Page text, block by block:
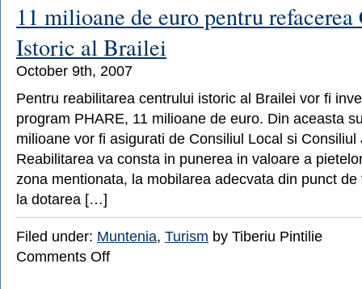
intre
Bumbesti
Jiu
si
Petrosani
11 milioane de euro pentru
Istoric al Brailei
October 9th, 2007
Pentru reabilitarea centrului istoric al Brailei vor fi
program PHARE, 11 milioane de euro. Din aceasta
milioane vor fi asigurati de Consiliul Local si Consiliul
Reabilitarea va consta in punerea in valoare a
zona mentionata, la mobilarea adecvata din punct
la dotarea […]
Filed under: Muntenia, Turism by Tiberiu Pintilie
Comments Offon